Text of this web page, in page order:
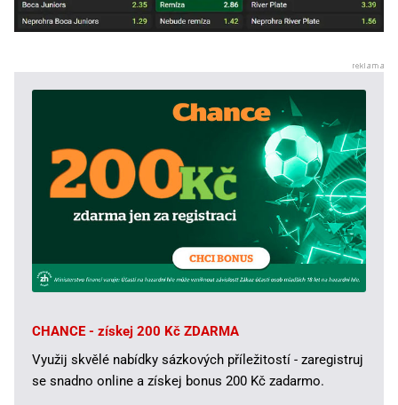
CHANCE - získej 200 Kč ZDARMA
Využij skvělé nabídky sázkových příležitostí - zaregistruj
se snadno online a získej bonus 200 Kč zadarmo.